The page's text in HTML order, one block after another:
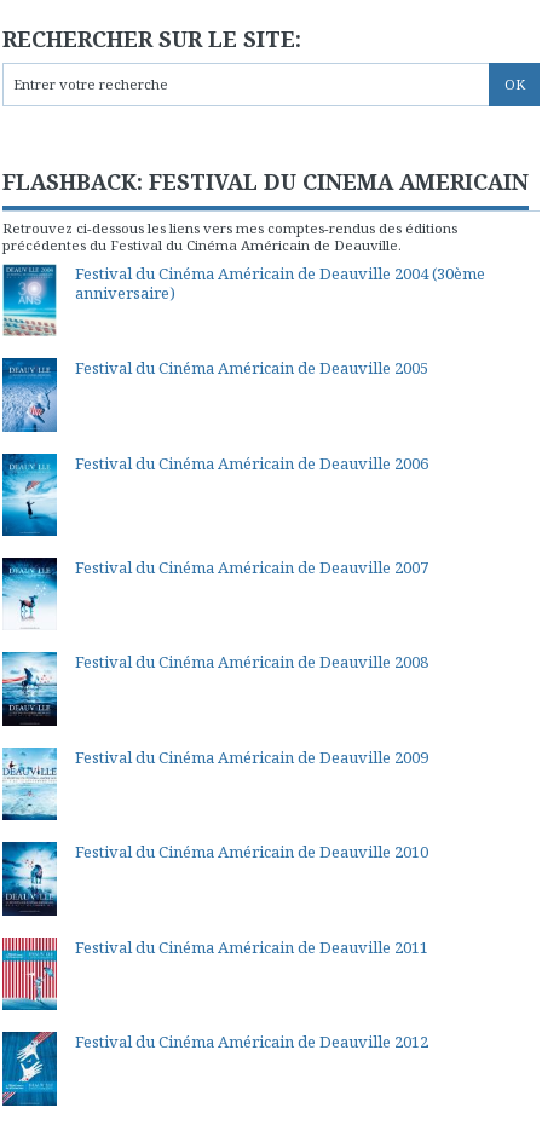
RECHERCHER SUR LE SITE:
FLASHBACK: FESTIVAL DU CINEMA AMERICAIN
Retrouvez ci-dessous les liens vers mes comptes-rendus des éditions
précédentes du Festival du Cinéma Américain de Deauville.
Festival du Cinéma Américain de Deauville 2004 (30ème
anniversaire)
Festival du Cinéma Américain de Deauville 2005
Festival du Cinéma Américain de Deauville 2006
Festival du Cinéma Américain de Deauville 2007
Festival du Cinéma Américain de Deauville 2008
Festival du Cinéma Américain de Deauville 2009
Festival du Cinéma Américain de Deauville 2010
Festival du Cinéma Américain de Deauville 2011
Festival du Cinéma Américain de Deauville 2012